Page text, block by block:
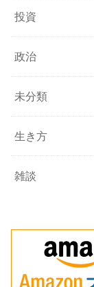
投資
政治
未分類
生き方
雑談